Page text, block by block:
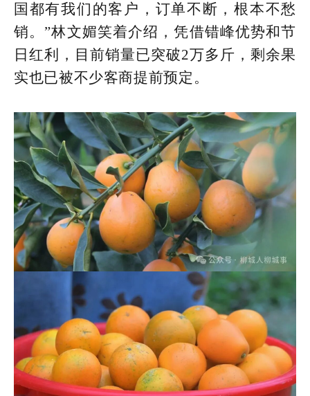
国都有我们的客户，订单不断，根本不愁
销。”林文媚笑着介绍，凭借错峰优势和节
日红利，目前销量已突破2万多斤，剩余果
实也已被不少客商提前预定。